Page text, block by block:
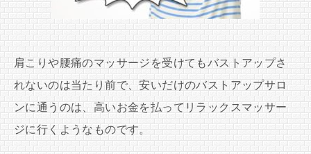
肩こりや腰痛のマッサージを受けてもバストアップさ
れないのは当たり前で、安いだけのバストアップサロ
ンに通うのは、高いお金を払ってリラックスマッサー
ジに行くようなものです。